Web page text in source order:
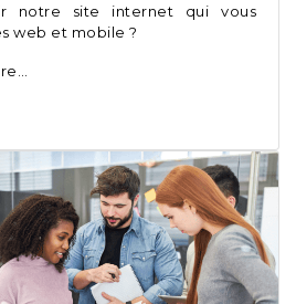
notre site internet qui vous
web et mobile ?